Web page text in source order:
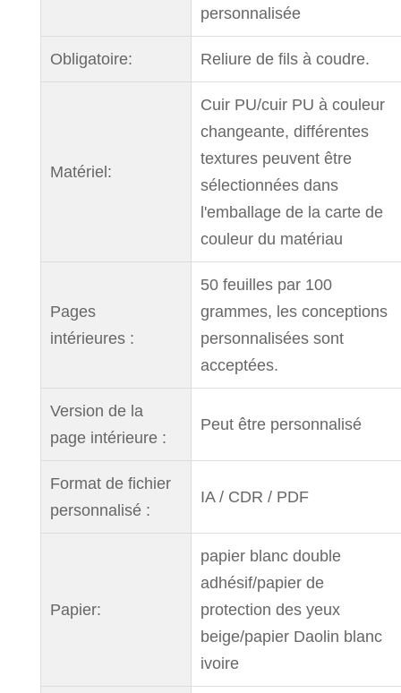
personnalisée
Obligatoire: Reliure de fils à coudre.
Matériel:
Cuir PU/cuir PU à couleur
changeante, différentes
textures peuvent être
sélectionnées dans
l'emballage de la carte de
couleur du matériau
Pages
intérieures :
50 feuilles par 100
grammes, les conceptions
personnalisées sont
acceptées.
Version de la
page intérieure :
Peut être personnalisé
Format de fichier
personnalisé :
IA / CDR / PDF
Papier:
papier blanc double
adhésif/papier de
protection des yeux
beige/papier Daolin blanc
ivoire